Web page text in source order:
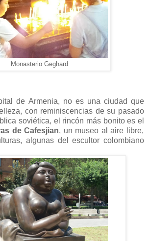
Monasterio Geghard
de Armenia, no es una ciudad que
con reminiscencias de su pasado
soviética, el rincón más bonito es el
de Cafesjian, un museo al aire libre,
algunas del escultor colombiano